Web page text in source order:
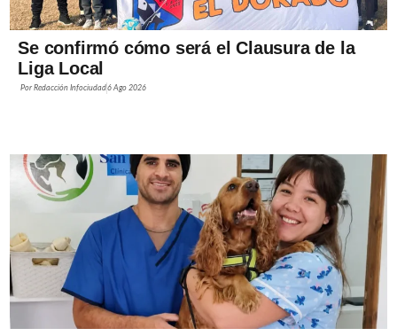
Se confirmó cómo será el Clausura de la
Liga Local
PorRedacción Infociudad6 Ago 2026